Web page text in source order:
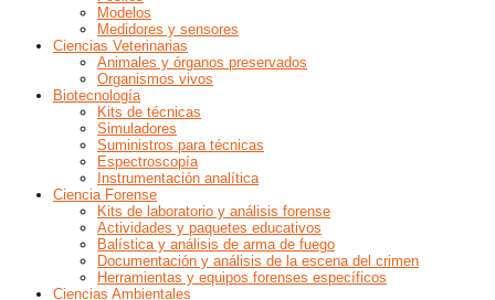
Modelos
Medidores y sensores
Ciencias Veterinarias
Animales y órganos preservados
Organismos vivos
Biotecnología
Kits de técnicas
Simuladores
Suministros para técnicas
Espectroscopía
Instrumentación analítica
Ciencia Forense
Kits de laboratorio y análisis forense
Actividades y paquetes educativos
Balística y análisis de arma de fuego
Documentación y análisis de la escena del crimen
Herramientas y equipos forenses específicos
Ciencias Ambientales